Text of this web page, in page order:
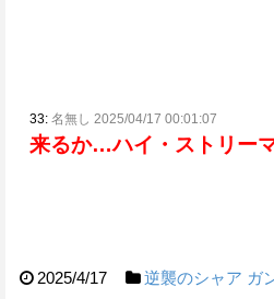
33: 名無し 2025/04/17 00:01:07
来るか…ハイ・ストリー
2025/4/17 逆襲のシャア ガ